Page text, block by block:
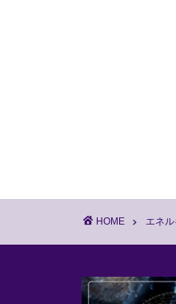
HOME エネ